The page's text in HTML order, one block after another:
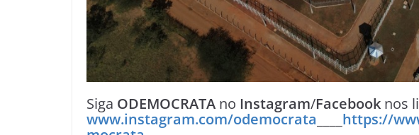
Siga ODEMOCRATA no Instagram/Facebook nos
www.instagram.com/odemocrata
https://